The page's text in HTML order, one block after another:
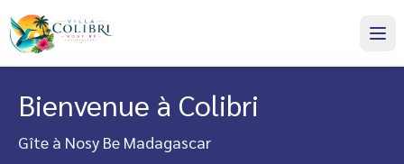
Bienvenue à Colibri
Gîte à Nosy Be Madagascar